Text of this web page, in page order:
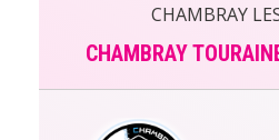
CHAMBRAY
CHAMBRAY